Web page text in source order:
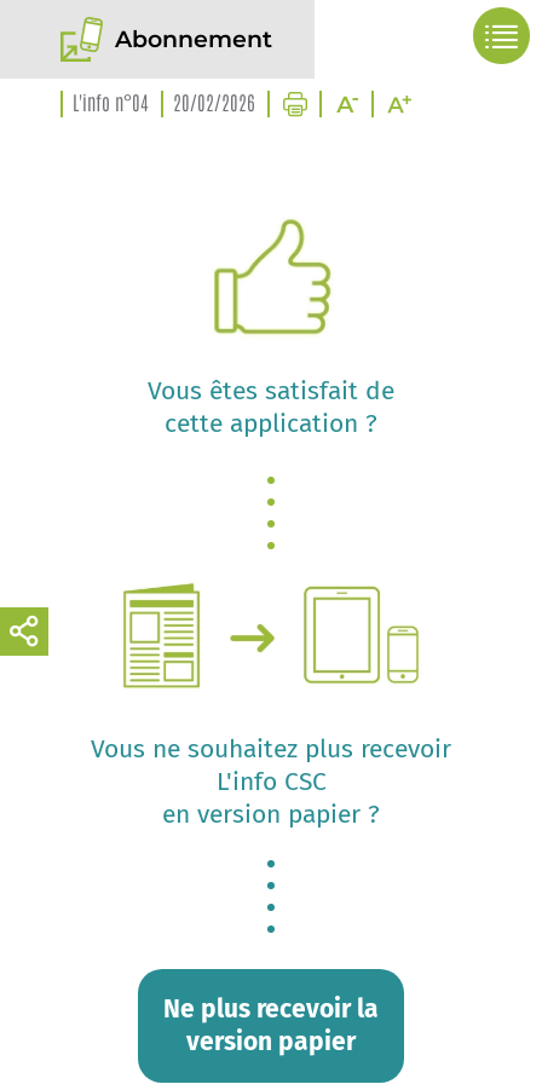
Abonnement
L'info n°04 20/02/2026
Vous êtes satisfait de
cette application ?
Vous ne souhaitez plus recevoir
L'info CSC
en version papier ?
Ne plus recevoir la
version papier